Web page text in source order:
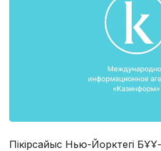
Пікірсайыс Нью-Йорктегі